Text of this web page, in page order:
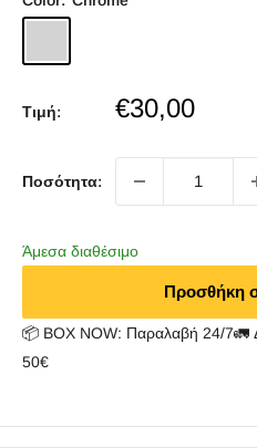
Τιμή:
Sale
€30,00
Ποσότητα:
Άμεσα διαθέσιμο
Προσθήκη
📦 BOX NOW: Παραλαβή 24/7🚛
50€